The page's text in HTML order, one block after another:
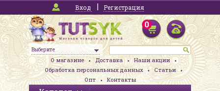
Вход Регистрация
Выберите
0
О магазине Доставка
Наши акции
Обработка персональных данных
Статьи
Опт
Контакты